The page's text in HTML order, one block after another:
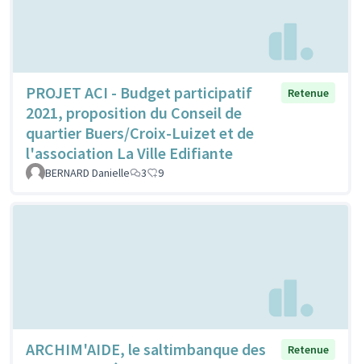
PROJET ACI - Budget participatif
2021, proposition du Conseil de
quartier Buers/Croix-Luizet et de
l'association La Ville Edifiante
Retenue
BERNARD Danielle 3 9
ARCHIM'AIDE, le saltimbanque des
Retenue